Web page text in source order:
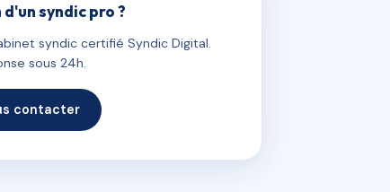
d'un syndic pro ?
syndic certifié Syndic Digital.
sous 24h.
contacter